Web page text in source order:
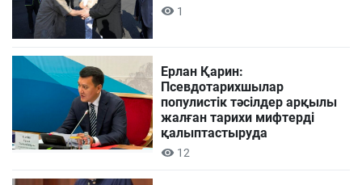
1
Ерлан Қарин:
Псевдотарихшылар
популистік тәсілдер арқылы
жалған тарихи мифтерді
қалыптастыруда
12